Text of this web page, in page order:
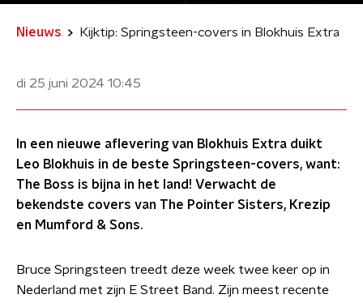
Nieuws Kijktip: Springsteen-covers in Blokhuis Extra
di 25 juni 2024 10:45
In een nieuwe aflevering van Blokhuis Extra duikt
Leo Blokhuis in de beste Springsteen-covers, want:
The Boss is bijna in het land! Verwacht de
bekendste covers van The Pointer Sisters, Krezip
en Mumford & Sons.
Bruce Springsteen treedt deze week twee keer op in
Nederland met zijn E Street Band. Zijn meest recente